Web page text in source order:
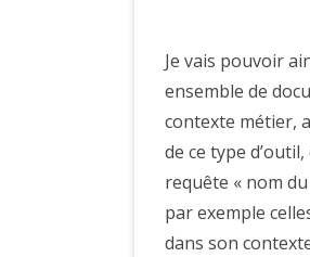
Je vais pouvoir
ensemble de
contexte métier,
de ce type
requête « nom
par exemple
dans son